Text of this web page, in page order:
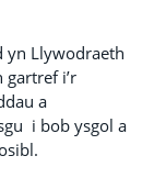
yn Llywodraeth
gartref i’r
a
i bob ysgol a